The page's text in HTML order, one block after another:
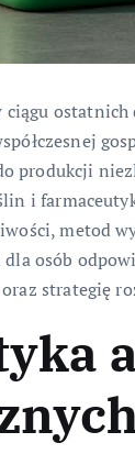
ostatnich
produkcji
i
metod
osób
strategię